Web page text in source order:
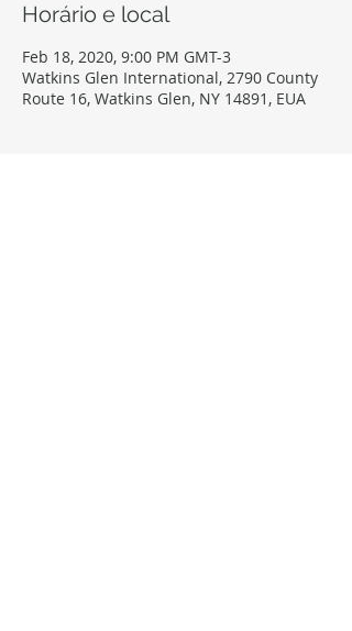
Horário e local
Feb 18, 2020, 9:00 PM GMT-3
Watkins Glen International, 2790 County
Route 16, Watkins Glen, NY 14891, EUA